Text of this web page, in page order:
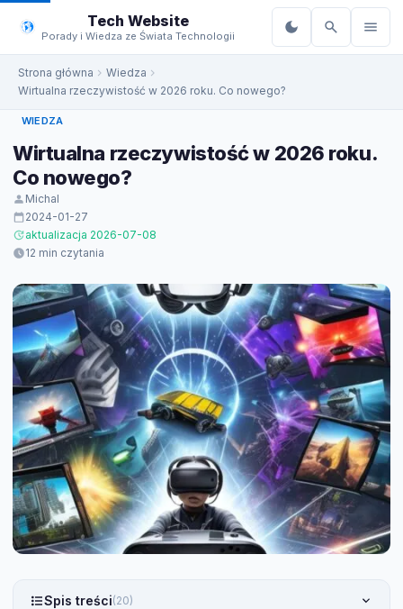
do
treści
Tech Website
Porady i Wiedza ze Świata Technologii
Strona główna
Wiedza
Wirtualna rzeczywistość w 2026 roku. Co nowego?
WIEDZA
Wirtualna rzeczywistość w 2026 roku.
Co nowego?
Michal
2024-01-27
aktualizacja 2026-07-08
12 min czytania
Spis treści(20)